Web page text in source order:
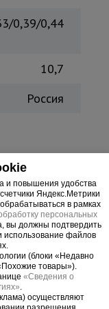
0,39/0,44
10,7
Россия
черта
собрала в
и
из трех
в широком
отдельную
Имеет
в 4 местах
все случае
и повышения удобства
Яндекс.Метрики
в рамках
персональных
вы должны подтвердить
использование файлов
(блоки «Недавно
товары»).
«Сведения о
осуществляют